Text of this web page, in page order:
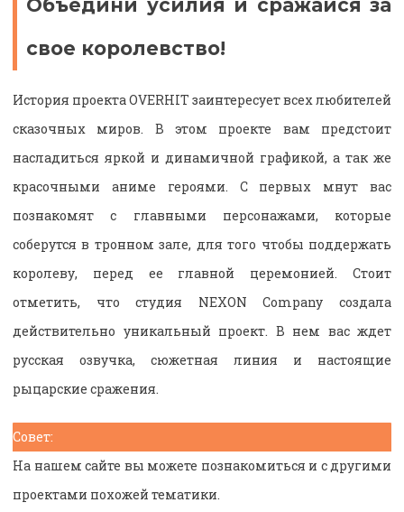
Объедини усилия и сражайся за
свое королевство!
История проекта OVERHIT заинтересует всех любителей
сказочных миров. В этом проекте вам предстоит
насладиться яркой и динамичной графикой, а так же
красочными аниме героями. С первых мнут вас
познакомят с главными персонажами, которые
соберутся в тронном зале, для того чтобы поддержать
королеву, перед ее главной церемонией. Стоит
отметить, что студия NEXON Company создала
действительно уникальный проект. В нем вас ждет
русская озвучка, сюжетная линия и настоящие
рыцарские сражения.
Совет:
На нашем сайте вы можете познакомиться и с другими
проектами похожей тематики.